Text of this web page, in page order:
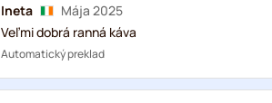
Ineta
Mája 2025
Veľmi dobrá ranná káva
Automatický preklad